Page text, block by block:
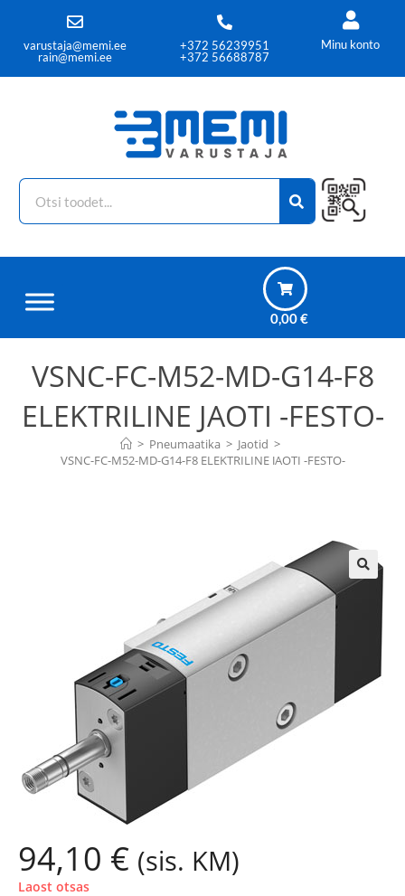
varustaja@memi.ee
rain@memi.ee
+372 56239951
+372 56688787
Minu konto
0,00€
VSNC-FC-M52-MD-G14-F8
ELEKTRILINE JAOTI -FESTO-
> Pneumaatika > Jaotid >
VSNC-FC-M52-MD-G14-F8 ELEKTRILINE JAOTI -FESTO-
94,10 € (sis. KM)
Laost otsas